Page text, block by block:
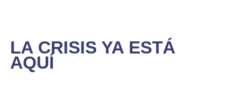
LA CRISIS YA ESTÁ
AQUÍ